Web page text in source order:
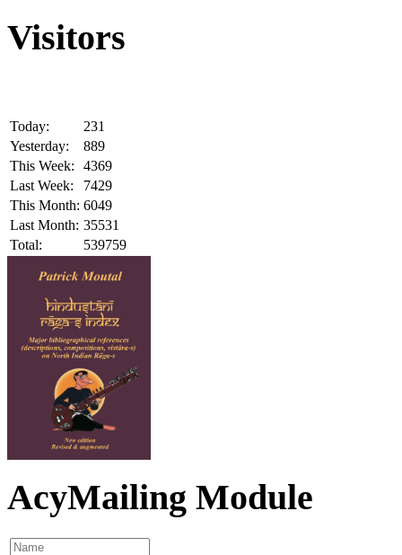
Visitors
Today:
231
Yesterday:
889
This Week:
4369
Last Week:
7429
This Month: 6049
Last Month: 35531
Total:
539759
AcyMailing Module